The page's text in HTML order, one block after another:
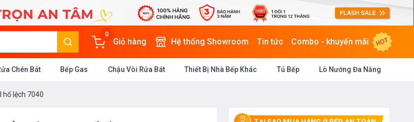
0
Giỏ hàng Hệ thống Showroom Tin tức Combo - khuyến mãi HOT
Chén Bát Bếp Gas Chậu Vòi Rửa Bát Thiết Bị Nhà Bếp Khác Tủ Bếp Lò Nướng Đa Năng
hố lệch 7040